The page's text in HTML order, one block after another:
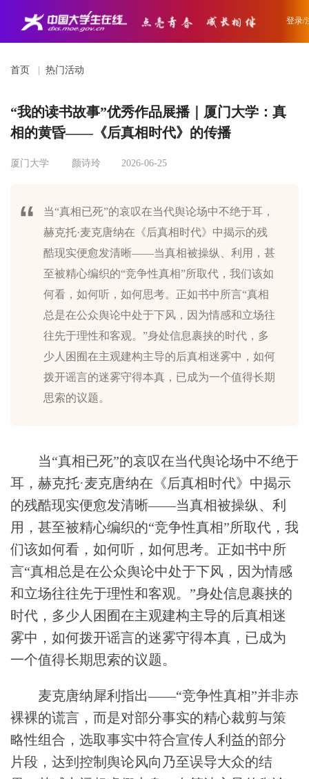
登录/
首页 热门活动
“我的读书故事”优秀作品展播｜厦门大学：真
相的黄昏——《后真相时代》的传播
厦门大学 颜诗玲 2026-06-25
当“真相已死”的哀叹在当代舆论场中不绝于耳，
赫克托·麦克唐纳在《后真相时代》中揭示的残
酷现实便愈发清晰——当真相被操纵、利用，甚
至被精心编织的“竞争性真相”所取代，我们该如
何看，如何听，如何思考。正如书中所言“真相
总是在公众舆论中处于下风，因为情感和立场往
往先于理性和客观。”身处信息裹挟的时代，多
少人困囿在主观建构主导的后真相迷雾中，如何
拨开谣言的迷雾守得本真，已成为一个值得长期
思索的议题。
当“真相已死”的哀叹在当代舆论场中不绝于
耳，赫克托·麦克唐纳在《后真相时代》中揭示
的残酷现实便愈发清晰——当真相被操纵、利
用，甚至被精心编织的“竞争性真相”所取代，我
们该如何看，如何听，如何思考。正如书中所
言“真相总是在公众舆论中处于下风，因为情感
和立场往往先于理性和客观。”身处信息裹挟的
时代，多少人困囿在主观建构主导的后真相迷
雾中，如何拨开谣言的迷雾守得本真，已成为
一个值得长期思索的议题。
麦克唐纳犀利指出——“竞争性真相”并非赤
裸裸的谎言，而是对部分事实的精心裁剪与策
略性组合，选取事实中符合宣传人利益的部分
片段，达到控制舆论风向乃至误导大众的结